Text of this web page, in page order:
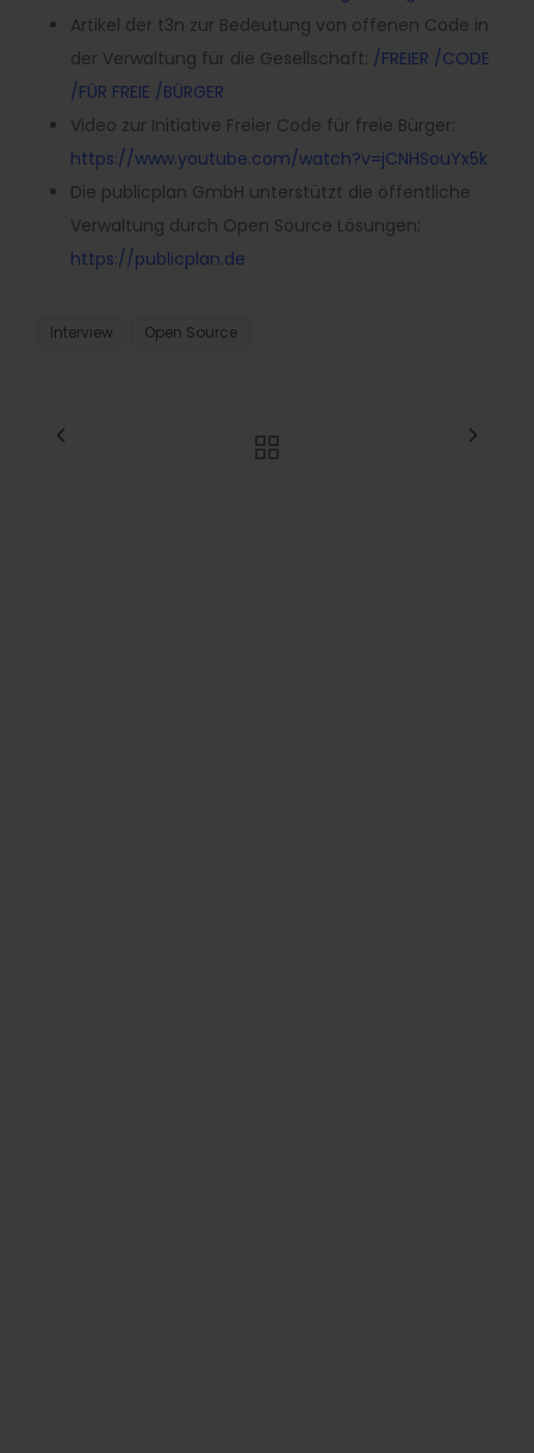
Artikel der t3n zur Bedeutung von offenen Code in
der Verwaltung für die Gesellschaft: /FREIER /CODE
/FÜR FREIE /BÜRGER
Video zur Initiative Freier Code für freie Bürger:
https://www.youtube.com/watch?v=jCNHSouYx5k
Die publicplan GmbH unterstützt die öffentliche
Verwaltung durch Open Source Lösungen:
https://publicplan.de
Interview Open Source